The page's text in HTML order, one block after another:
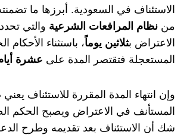
الاستئناف في السعودية. أبرزها ما
من نظام المرافعات الشرعية والتي
الاعتراض بثلاثين يوماً، باستثناء الأحكام
المستعجلة فتقتصر المدة على عشرة
وإن انتهاء المدة المقررة للاستئناف
المستأنف في الاعتراض ويصبح الحكم
شك أن الاستئناف بعد تقديمه وطرح